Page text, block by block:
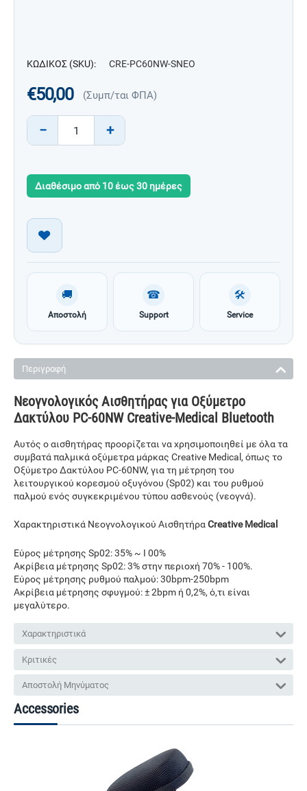
ΚΩΔΙΚΟΣ (SKU): CRE-PC60NW-SNEO
€50,00 (Συμπ/ται ΦΠΑ)
+
−
Διαθέσιμο από 10 έως 30 ημέρες
🚚
Αποστολή
☎
Support
🛠
Service
Περιγραφή
Νεογνολογικός Αισθητήρας για Οξύμετρο
Δακτύλου PC-60NW Creative-Medical Bluetooth
Αυτός ο αισθητήρας προορίζεται να χρησιμοποιηθεί με όλα τα
συμβατά παλμικά οξύμετρα μάρκας Creative Medical, όπως το
Οξύμετρο Δακτύλου PC-60NW, για τη μέτρηση του
λειτουργικού κορεσμού οξυγόνου (Sp02) και του ρυθμού
παλμού ενός συγκεκριμένου τύπου ασθενούς (νεογνά).
Χαρακτηριστικά Νεογνολογικού ΑισθητήραCreative Medical
Εύρος μέτρησης Sp02: 35% ~ I 00%
Ακρίβεια μέτρησης Sp02: 3% στην περιοχή 70% - 100%.
Εύρος μέτρησης ρυθμού παλμού: 30bpm-250bpm
Ακρίβεια μέτρησης σφυγμού: ± 2bpm ή 0,2%, ό,τι είναι
μεγαλύτερο.
Χαρακτηριστικά
Κριτικές
Αποστολή Μηνύματος
Accessories